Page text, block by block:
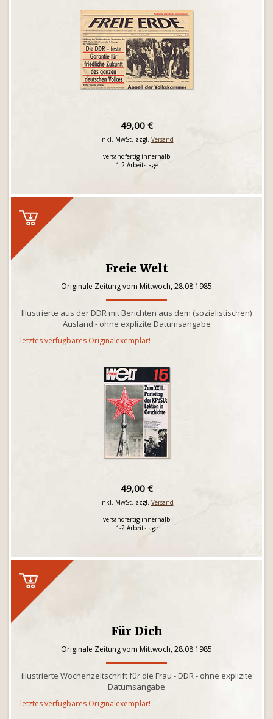
49,00 €
inkl. MwSt. zzgl. Versand
versandfertig innerhalb
1-2 Arbeitstage
Freie Welt
Originale Zeitung vom Mittwoch, 28.08.1985
Illustrierte aus der DDR mit Berichten aus dem (sozialistischen)
Ausland - ohne explizite Datumsangabe
letztes verfügbares Originalexemplar!
49,00 €
inkl. MwSt. zzgl. Versand
versandfertig innerhalb
1-2 Arbeitstage
Für Dich
Originale Zeitung vom Mittwoch, 28.08.1985
illustrierte Wochenzeitschrift für die Frau - DDR - ohne explizite
Datumsangabe
letztes verfügbares Originalexemplar!